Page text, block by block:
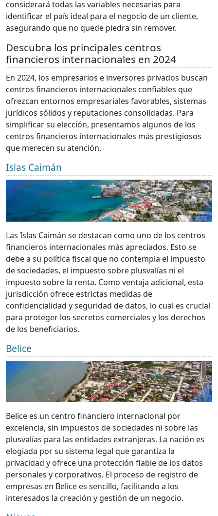
considerará todas las variables necesarias para
identificar el país ideal para el negocio de un cliente,
asegurando que no quede piedra sin remover.
Descubra los principales centros
financieros internacionales en 2024
En 2024, los empresarios e inversores privados buscan
centros financieros internacionales confiables que
ofrezcan entornos empresariales favorables, sistemas
jurídicos sólidos y reputaciones consolidadas. Para
simplificar su elección, presentamos algunos de los
centros financieros internacionales más prestigiosos
que merecen su atención.
Islas Caimán
Las Islas Caimán se destacan como uno de los centros
financieros internacionales más apreciados. Esto se
debe a su política fiscal que no contempla el impuesto
de sociedades, el impuesto sobre plusvalías ni el
impuesto sobre la renta. Como ventaja adicional, esta
jurisdicción ofrece estrictas medidas de
confidencialidad y seguridad de datos, lo cual es crucial
para proteger los secretos comerciales y los derechos
de los beneficiarios.
Belice
Belice es un centro financiero internacional por
excelencia, sin impuestos de sociedades ni sobre las
plusvalías para las entidades extranjeras. La nación es
elogiada por su sistema legal que garantiza la
privacidad y ofrece una protección fiable de los datos
personales y corporativos. El proceso de registro de
empresas en Belice es sencillo, facilitando a los
interesados la creación y gestión de un negocio.